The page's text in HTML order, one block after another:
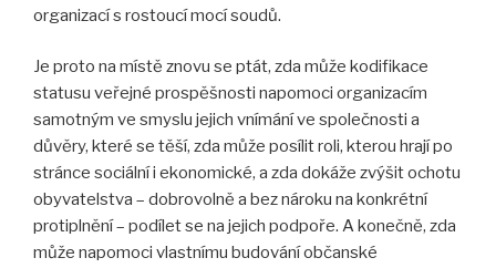
organizací s rostoucí mocí soudů.
Je proto na místě znovu se ptát, zda může kodifikace
statusu veřejné prospěšnosti napomoci organizacím
samotným ve smyslu jejich vnímání ve společnosti a
důvěry, které se těší, zda může posílit roli, kterou hrají po
stránce sociální i ekonomické, a zda dokáže zvýšit ochotu
obyvatelstva – dobrovolně a bez nároku na konkrétní
protiplnění – podílet se na jejich podpoře. A konečně, zda
může napomoci vlastnímu budování občanské